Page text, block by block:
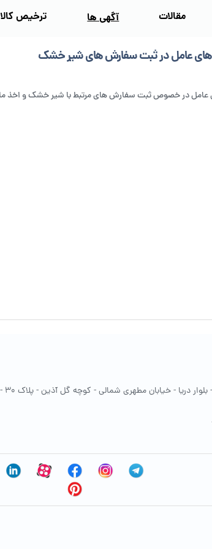
مقالات آگهی‌ ها ترخیص کالا
های عامل در ثبت سفارش های شیر خشک
عامل در خصوص ثبت سفارش های مرتبط با شیر خشک و اخذ
- خیابان مطهری شمالی - کوچه گل آذین - پلاک 30 - واحد 13